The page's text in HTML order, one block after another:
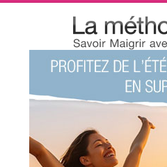
>
Blog de
21 - 30 31 - 40 41 - 50 51 -
‹ Préc. 31 32 33 34 35